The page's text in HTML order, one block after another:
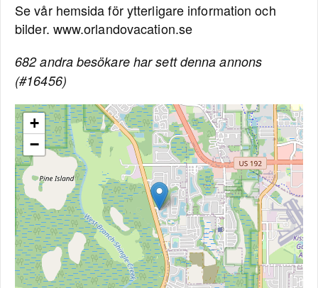
Se vår hemsida för ytterligare information och
bilder. www.orlandovacation.se
682 andra besökare har sett denna annons
(#16456)
+
−